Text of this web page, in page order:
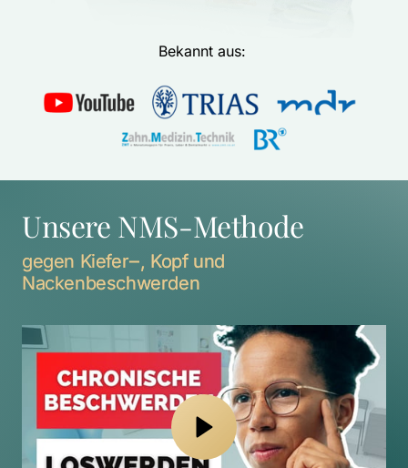
Bekannt aus:
Unsere NMS-Methode
gegen Kiefer‒, Kopf
Nackenbeschwerden